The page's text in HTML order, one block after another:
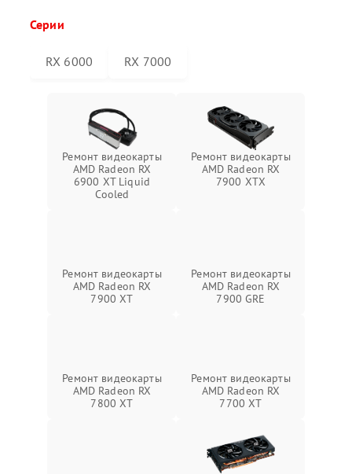
Серии
RX 6000 RX 7000
Ремонт видеокарты
AMD Radeon RX
6900 XT Liquid
Cooled
Ремонт видеокарты
AMD Radeon RX
7900 XTX
Ремонт видеокарты
AMD Radeon RX
7900 XT
Ремонт видеокарты
AMD Radeon RX
7900 GRE
Ремонт видеокарты
AMD Radeon RX
7800 XT
Ремонт видеокарты
AMD Radeon RX
7700 XT